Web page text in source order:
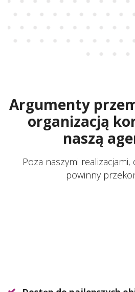
Argumenty
organizacją
naszą
Poza naszymi
powinny